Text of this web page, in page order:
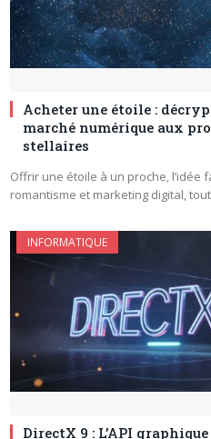
Acheter une étoile :
marché numérique aux
stellaires
Offrir une étoile à un proche, l’idée
romantisme et marketing digital,
INFORMATIQUE
DirectX 9 : L’API